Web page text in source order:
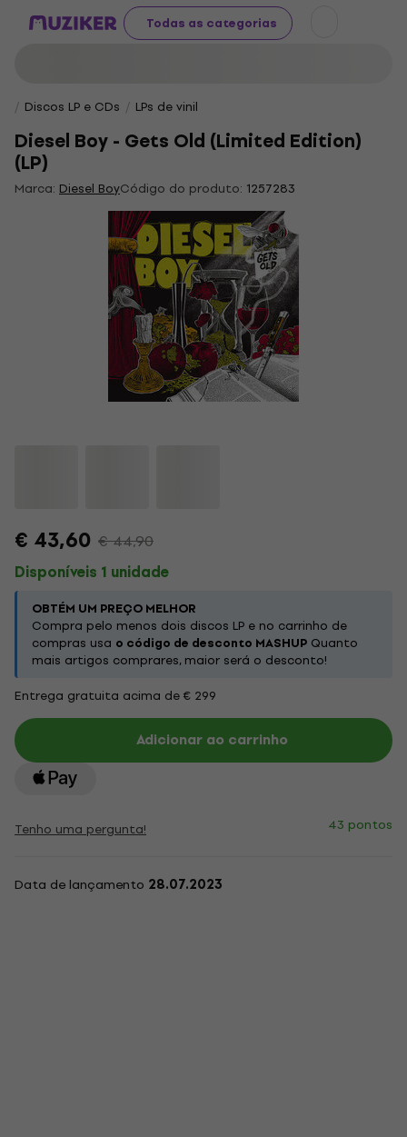
Todas as categorias
Discos LP e CDs LPs de vinil
Diesel Boy - Gets Old (Limited Edition)
(LP)
Marca: Diesel BoyCódigo do produto: 1257283
€ 43,60 € 44,90
Disponíveis 1 unidade
OBTÉM UM PREÇO MELHOR
Compra pelo menos dois discos LP e no carrinho de
compras usa o código de desconto MASHUP Quanto
mais artigos comprares, maior será o desconto!
Entrega gratuita acima de € 299
Adicionar ao carrinho
Tenho uma pergunta! 43 pontos
Data de lançamento 28.07.2023